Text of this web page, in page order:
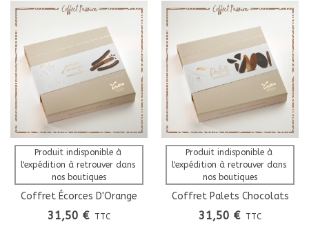
Produit indisponible à
l'expédition à retrouver dans
nos boutiques
Coffret Écorces D'Orange
Confites Maison
31,50 € TTC
Produit indisponible à
l'expédition à retrouver dans
nos boutiques
Coffret Palets Chocolats
31,50 € TTC